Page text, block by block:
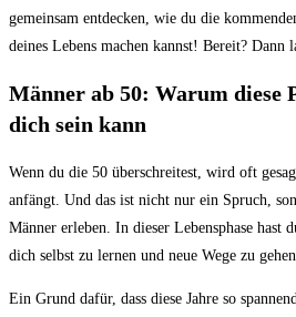
gemeinsam entdecken,⁤ wie du die
deines Lebens machen ⁤kannst! Bereit? Dann
Männer ab 50: Warum diese
dich sein kann
Wenn du die 50⁢ überschreitest, wird oft
anfängt. Und das ist nicht nur ein ‌Spruch,
Männer ‍erleben. In dieser Lebensphase
dich selbst ⁣zu lernen ​und neue Wege‌ zu
Ein Grund dafür, dass‍ diese Jahre so